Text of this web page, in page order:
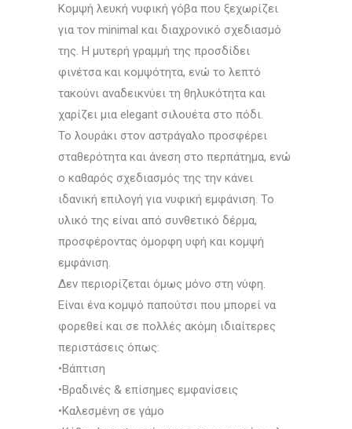
Κομψή λευκή νυφική γόβα που ξεχωρίζει
για τον minimal και διαχρονικό σχεδιασμό
της. Η μυτερή γραμμή της προσδίδει
φινέτσα και κομψότητα, ενώ το λεπτό
τακούνι αναδεικνύει τη θηλυκότητα και
χαρίζει μια elegant σιλουέτα στο πόδι.
Το λουράκι στον αστράγαλο προσφέρει
σταθερότητα και άνεση στο περπάτημα, ενώ
ο καθαρός σχεδιασμός της την κάνει
ιδανική επιλογή για νυφική εμφάνιση. Το
υλικό της είναι από συνθετικό δέρμα,
προσφέροντας όμορφη υφή και κομψή
εμφάνιση.
Δεν περιορίζεται όμως μόνο στη νύφη.
Είναι ένα κομψό παπούτσι που μπορεί να
φορεθεί και σε πολλές ακόμη ιδιαίτερες
περιστάσεις όπως:
•Βάπτιση
•Βραδινές & επίσημες εμφανίσεις
•Καλεσμένη σε γάμο